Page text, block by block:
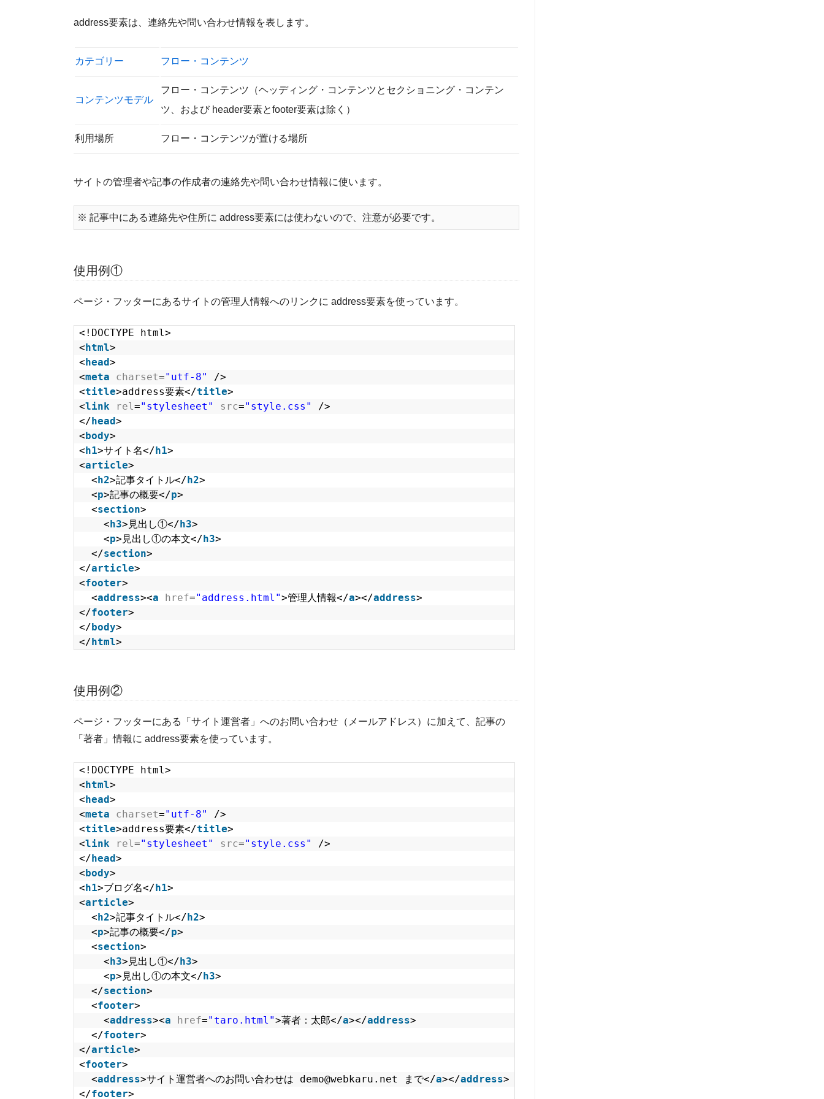
address要素は、連絡先や問い合わせ情報を表します。
カテゴリー フロー・コンテンツ
コンテンツモデル
フロー・コンテンツ（ヘッディング・コンテンツとセクショニング・コンテン
ツ、および header要素とfooter要素は除く）
利用場所 フロー・コンテンツが置ける場所
サイトの管理者や記事の作成者の連絡先や問い合わせ情報に使います。
記事中にある連絡先や住所に address要素には使わないので、注意が必要です。
使用例①
ページ・フッターにあるサイトの管理人情報へのリンクに address要素を使っています。
<!DOCTYPE html>
<html>
<head>
<meta charset="utf-8"
/>
<title>address要素</title>
<link rel="stylesheet" src="style.css"
/>
</head>
<body>
<h1>サイト名</h1>
<article>
<h2>記事タイトル</h2>
<p>記事の概要</p>
<section>
<h3>見出し①</h3>
<p>見出し①の本文</h3>
</section>
</article>
<footer>
<address><a href="address.html">管理人情報</a></address>
</footer>
</body>
</html>
使用例②
ページ・フッターにある「サイト運営者」へのお問い合わせ（メールアドレス）に加えて、記事の
「著者」情報に address要素を使っています。
<!DOCTYPE html>
<html>
<head>
<meta charset="utf-8"
/>
<title>address要素</title>
<link rel="stylesheet" src="style.css"
/>
</head>
<body>
<h1>ブログ名</h1>
<article>
<h2>記事タイトル</h2>
<p>記事の概要</p>
<section>
<h3>見出し①</h3>
<p>見出し①の本文</h3>
</section>
<footer>
<address><a href="taro.html">著者：太郎</a></address>
</footer>
</article>
<footer>
<address>サイト運営者へのお問い合わせは demo@webkaru.net まで</a></address>
</footer>